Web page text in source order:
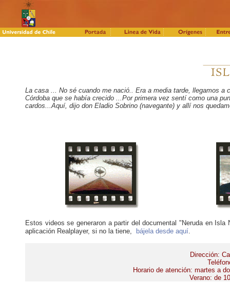
La casa ... No sé cuando me nació.. Era a media tarde, llegamos a
Córdoba que se había crecido ...Por primera vez sentí como una
cardos...Aquí, dijo don Eladio Sobrino (navegante) y allí nos
Estos videos se generaron a partir del documental "Neruda en
aplicación Realplayer, si no la tiene,
bájela desde aquí.
Dirección:
Horario de atención: martes a
Verano: de